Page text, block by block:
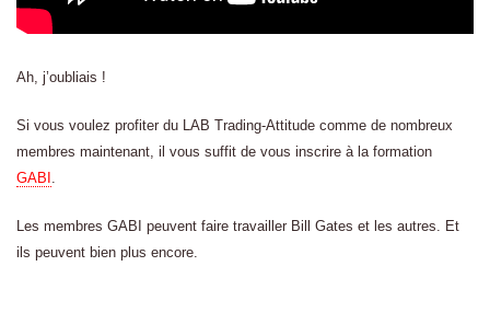
Ah, j’oubliais !
Si vous voulez profiter du LAB Trading-Attitude comme de nombreux
membres maintenant, il vous suffit de vous inscrire à la formation
GABI .
Les membres GABI peuvent faire travailler Bill Gates et les autres. Et
ils peuvent bien plus encore.